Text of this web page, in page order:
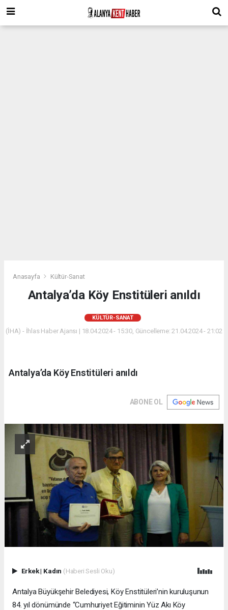
Anasayfa Kültür-Sanat
Antalya’da Köy Enstitüleri anıldı
KÜLTÜR-SANAT
(İHA) - İhlas Haber Ajansı | 18.04.2024 - 15:30, Güncelleme: 21.04.2024 - 21:02
Antalya’da Köy Enstitüleri anıldı
ABONE OL
Erkek| Kadın (Haberi Sesli Oku)
Antalya Büyükşehir Belediyesi, Köy Enstitüleri’nin kuruluşunun
84. yıl dönümünde “Cumhuriyet Eğitiminin Yüz Akı Köy